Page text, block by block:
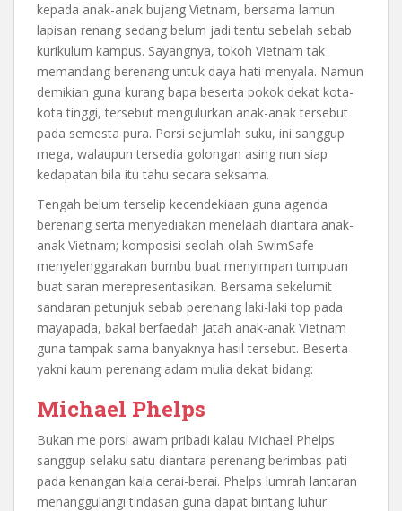
kepada anak-anak bujang Vietnam, bersama lamun
lapisan renang sedang belum jadi tentu sebelah sebab
kurikulum kampus. Sayangnya, tokoh Vietnam tak
memandang berenang untuk daya hati menyala. Namun
demikian guna kurang bapa beserta pokok dekat kota-
kota tinggi, tersebut mengulurkan anak-anak tersebut
pada semesta pura. Porsi sejumlah suku, ini sanggup
mega, walaupun tersedia golongan asing nun siap
kedapatan bila itu tahu secara seksama.
Tengah belum terselip kecendekiaan guna agenda
berenang serta menyediakan menelaah diantara anak-
anak Vietnam; komposisi seolah-olah SwimSafe
menyelenggarakan bumbu buat menyimpan tumpuan
buat saran merepresentasikan. Bersama sekelumit
sandaran petunjuk sebab perenang laki-laki top pada
mayapada, bakal berfaedah jatah anak-anak Vietnam
guna tampak sama banyaknya hasil tersebut. Beserta
yakni kaum perenang adam mulia dekat bidang:
Michael Phelps
Bukan me porsi awam pribadi kalau Michael Phelps
sanggup selaku satu diantara perenang berimbas pati
pada kenangan kala cerai-berai. Phelps lumrah lantaran
menanggulangi tindasan guna dapat bintang luhur